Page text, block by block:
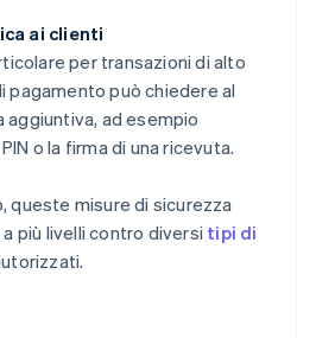
ai clienti
per transazioni di alto
pagamento può chiedere al
aggiuntiva, ad esempio
o la firma di una ricevuta.
queste misure di sicurezza
più livelli contro diversi tipi di